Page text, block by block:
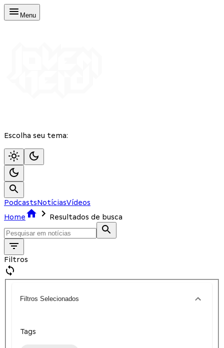
Menu
Escolha seu tema:
PodcastsNotíciasVídeos
Home
Resultados de busca
Filtros
Filtros Selecionados
Tags